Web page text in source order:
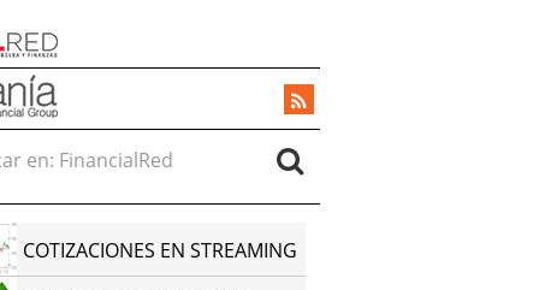
en:
COTIZACIONES EN STREAMING